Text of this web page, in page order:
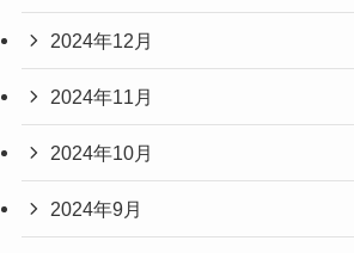
2024年12月
2024年11月
2024年10月
2024年9月